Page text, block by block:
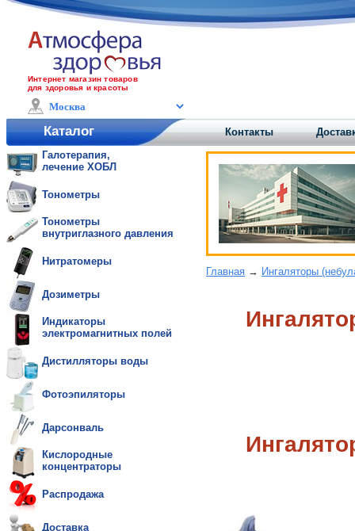
Интернет магазин товаров
для здоровья и красоты
Каталог Контакты
Галотерапия,
лечение ХОБЛ
Тонометры
Тонометры
внутриглазного давления
Нитратомеры
Дозиметры
Индикаторы
электромагнитных полей
Дистилляторы воды
Фотоэпиляторы
Дарсонваль
Кислородные
концентраторы
Распродажа
Доставка
Главная → Ингаляторы